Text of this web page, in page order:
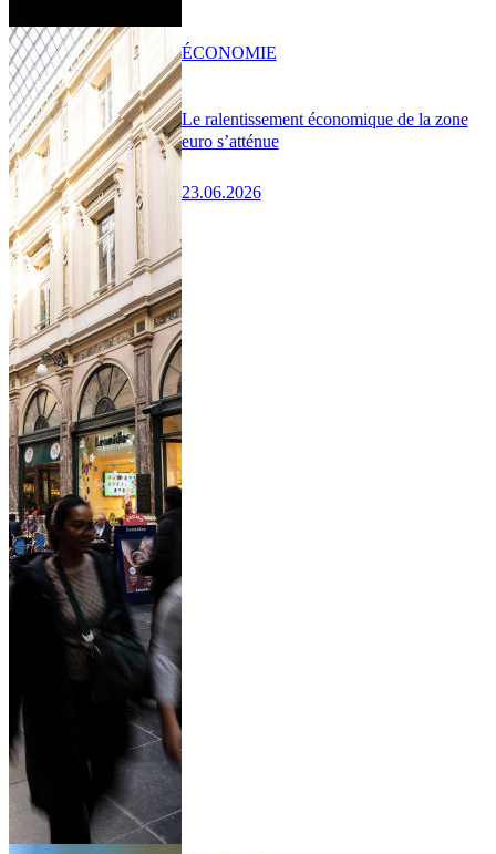
Le ralentissement économique de la zone
euro s’atténue
23.06.2026
ÉCONOMIE